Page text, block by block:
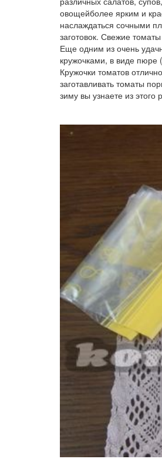
овощейболее ярким и
наслаждаться сочными
заготовок. Свежие
Еще одним из очень
кружочками, в виде пюре
Кружочки томатов
заготавливать томаты
зиму вы узнаете из этого